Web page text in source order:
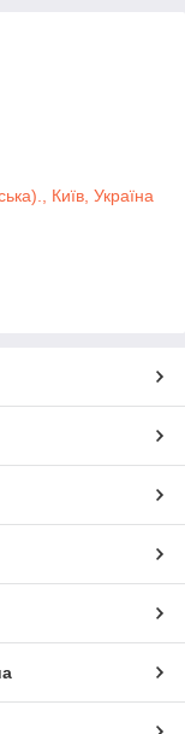
Київ, Україна